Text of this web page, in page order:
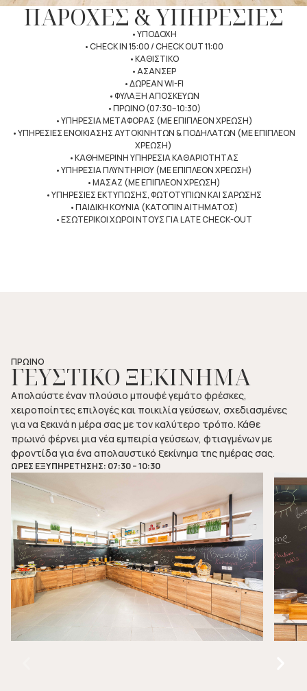
ΠΑΡΟΧΕΣ & ΥΠΗΡΕΣΙΕΣ
•ΥΠΟΔΟΧΗ
•CHECK IN 15:00 / CHECK OUT 11:00
•ΚΑΘΙΣΤΙΚΟ
•ΑΣΑΝΣΕΡ
•ΔΩΡΕΑΝ WI-FI
•ΦΥΛΑΞΗ ΑΠΟΣΚΕΥΩΝ
•ΠΡΩΙΝΟ (07:30–10:30)
•ΥΠΗΡΕΣΙΑ ΜΕΤΑΦΟΡΑΣ (ΜΕ ΕΠΙΠΛΕΟΝ ΧΡΕΩΣΗ)
•ΥΠΗΡΕΣΙΕΣ ΕΝΟΙΚΙΑΣΗΣ ΑΥΤΟΚΙΝΗΤΩΝ & ΠΟΔΗΛΑΤΩΝ (ΜΕ ΕΠΙΠΛΕΟΝ
ΧΡΕΩΣΗ)
•ΚΑΘΗΜΕΡΙΝΗ ΥΠΗΡΕΣΙΑ ΚΑΘΑΡΙΟΤΗΤΑΣ
•ΥΠΗΡΕΣΙΑ ΠΛΥΝΤΗΡΙΟΥ (ΜΕ ΕΠΙΠΛΕΟΝ ΧΡΕΩΣΗ)
•ΜΑΣΑΖ (ΜΕ ΕΠΙΠΛΕΟΝ ΧΡΕΩΣΗ)
•ΥΠΗΡΕΣΙΕΣ ΕΚΤΥΠΩΣΗΣ, ΦΩΤΟΤΥΠΙΩΝ ΚΑΙ ΣΑΡΩΣΗΣ
•ΠΑΙΔΙΚΗ ΚΟΥΝΙΑ (ΚΑΤΟΠΙΝ ΑΙΤΗΜΑΤΟΣ)
•ΕΣΩΤΕΡΙΚΟΙ ΧΩΡΟΙ ΝΤΟΥΣ ΓΙΑ LATE CHECK-OUT
ΠΡΩΙΝΟ
ΓΕΥΣΤΙΚΟ ΞΕΚΙΝΗΜΑ
Απολαύστε έναν πλούσιο μπουφέ γεμάτο φρέσκες,
χειροποίητες επιλογές και ποικιλία γεύσεων, σχεδιασμένες
για να ξεκινά η μέρα σας με τον καλύτερο τρόπο. Κάθε
πρωινό φέρνει μια νέα εμπειρία γεύσεων, φτιαγμένων με
φροντίδα για ένα απολαυστικό ξεκίνημα της ημέρας σας.
ΩΡΕΣ ΕΞΥΠΗΡΕΤΗΣΗΣ: 07:30 – 10:30